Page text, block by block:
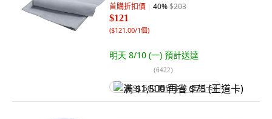
首購折扣價 40%$203
$121
($121.00/1個)
明天 8/10 (一) 預計送達
(6422)
满 $1,500 再省 $75 (王道卡)